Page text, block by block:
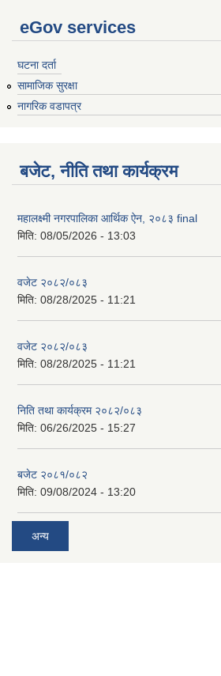
eGov services
घटना दर्ता
सामाजिक सुरक्षा
नागरिक वडापत्र
बजेट, नीति तथा कार्यक्रम
महालक्ष्मी नगरपालिका आर्थिक ऐन, २०८३ final
मिति: 08/05/2026 - 13:03
वजेट २०८२/०८३
मिति: 08/28/2025 - 11:21
वजेट २०८२/०८३
मिति: 08/28/2025 - 11:21
निति तथा कार्यक्रम २०८२/०८३
मिति: 06/26/2025 - 15:27
बजेट २०८१/०८२
मिति: 09/08/2024 - 13:20
अन्य